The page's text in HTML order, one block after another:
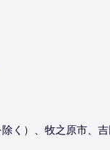
く）、牧之原市、